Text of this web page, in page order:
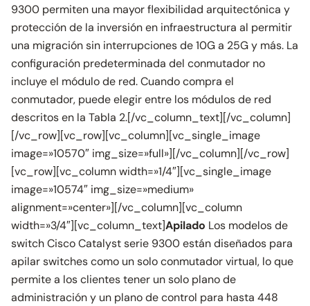
9300 permiten una mayor flexibilidad arquitectónica y
protección de la inversión en infraestructura al permitir
una migración sin interrupciones de 10G a 25G y más. La
configuración predeterminada del conmutador no
incluye el módulo de red. Cuando compra el
conmutador, puede elegir entre los módulos de red
descritos en la Tabla 2.[/vc_column_text][/vc_column]
[/vc_row][vc_row][vc_column][vc_single_image
image=»10570″ img_size=»full»][/vc_column][/vc_row]
[vc_row][vc_column width=»1/4″][vc_single_image
image=»10574″ img_size=»medium»
alignment=»center»][/vc_column][vc_column
width=»3/4″][vc_column_text]Apilado Los modelos de
switch Cisco Catalyst serie 9300 están diseñados para
apilar switches como un solo conmutador virtual, lo que
permite a los clientes tener un solo plano de
administración y un plano de control para hasta 448